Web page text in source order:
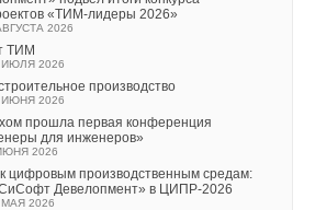
«ТИМ-лидеры 2026»
2026
ТИМ
2026
производство
2026
прошла первая конференция
для инженеров»
2026
цифровым производственным средам:
Девелопмент» в ЦИПР-2026
2026